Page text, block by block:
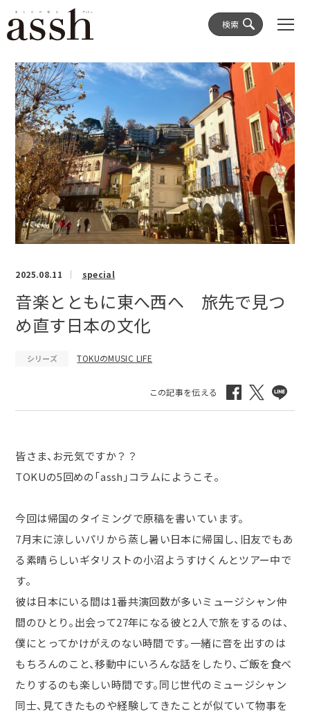
検索
2025.08.11 special
音楽とともに東へ西へ 旅先で見つ
め直す日本の文化
シリーズ TOKUのMUSIC LIFE
皆さま、お元気ですか？？
TOKUの5回めの「assh」コラムにようこそ。
今回は帰国のタイミングで原稿を書いています。
7月末に涼しいパリから蒸し暑い日本に帰国し、旧友でもあ
る素晴らしいギタリストの小沼ようすけくんとツアー中で
す。
彼は日本にいる間は1番共演回数が多いミュージシャン仲
間のひとり。出会って27年になる彼と2人で旅をするのは、
僕にとってかけがえのない時間です。一緒に音を出すのは
もちろんのこと、移動中にいろんな話をしたり、ご飯を食べ
たりするのも楽しい時間です。同じ世代のミュージシャン
同士、見てきたものや経験してきたことが似ていて物事を